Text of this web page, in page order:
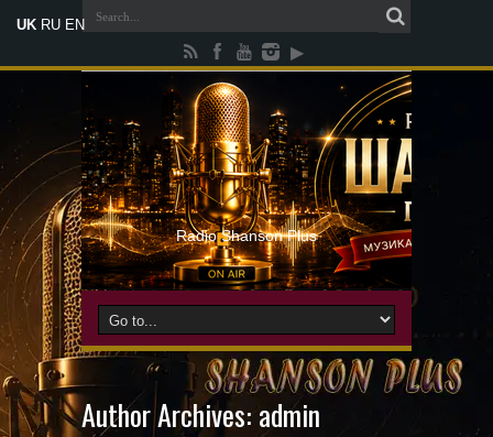
Radio Shanson Plus
Author Archives: admin
UK RU EN